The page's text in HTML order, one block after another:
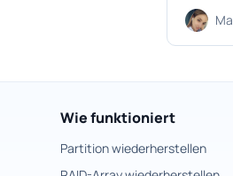
Wie funktioniert
Partition wiederherstellen